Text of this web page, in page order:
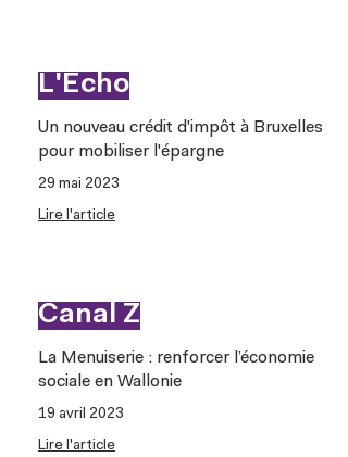
L'Echo
Un nouveau crédit d'impôt à Bruxelles
pour mobiliser l'épargne
29 mai 2023
Lire l'article
Canal Z
La Menuiserie : renforcer l’économie
sociale en Wallonie
19 avril 2023
Lire l'article